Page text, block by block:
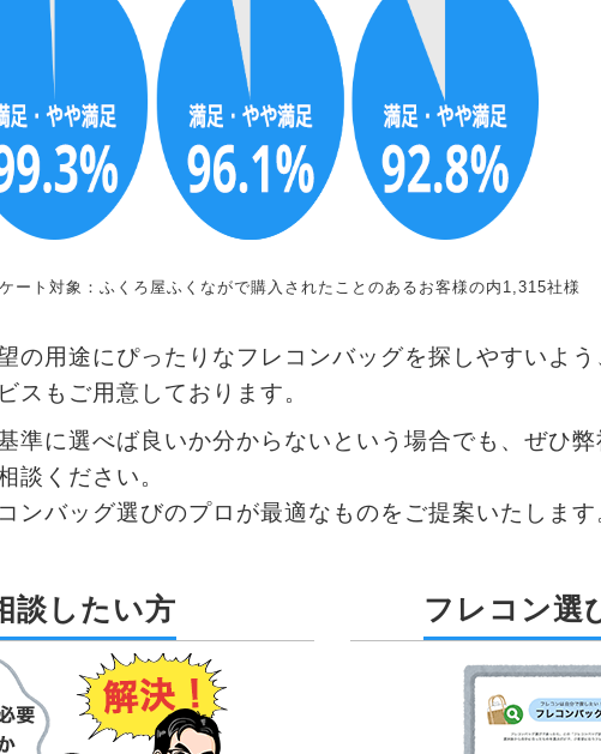
ート対象：ふくろ屋ふくながで購入されたことのあるお客様の内1,315社様
の用途にぴったりなフレコンバッグを探しやすいよ
スもご用意しております。
準に選べば良いか分からないという場合でも、ぜひ
談ください。
ンバッグ選びのプロが最適なものをご提案いたします
談したい方 フレコン選